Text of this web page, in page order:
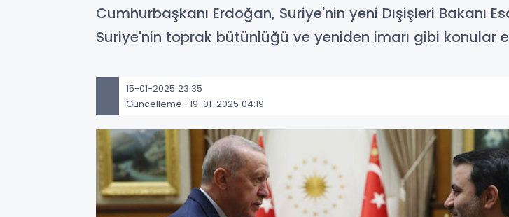
Cumhurbaşkanı Erdoğan, Suriye'nin yeni Dışişleri Bakanı
Suriye'nin toprak bütünlüğü ve yeniden imarı gibi konular
15-01-2025 23:35
Güncelleme : 19-01-2025 04:19